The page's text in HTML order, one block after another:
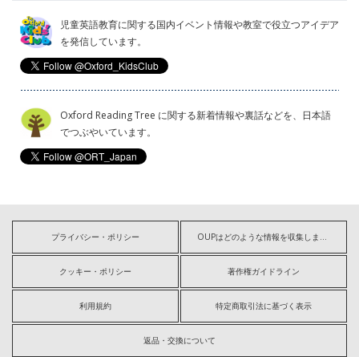
児童英語教育に関する国内イベント情報や教室で役立つアイデア
を発信しています。
Oxford Reading Tree に関する新着情報や裏話などを、日本語
でつぶやいています。
プライバシー・ポリシー OUPはどのような情報を収集しますか?
クッキー・ポリシー 著作権ガイドライン
利用規約 特定商取引法に基づく表示
返品・交換について